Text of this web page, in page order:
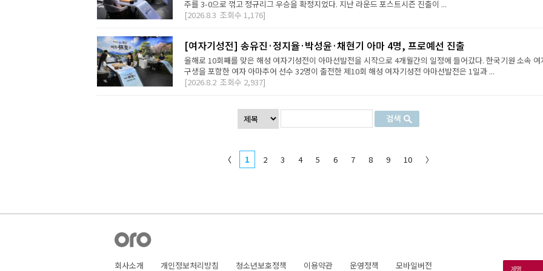
주를 3-0으로 꺾고 정규리그 우승을 확정지었다. 지난 라운드 포스트시즌 진출이 ...
[2026.8.3 조회수 1,176]
[여자기성전] 송유진·정지율·박성윤·채현기 아마 4명, 프로예선 진출
올해로 10회째를 맞은 해성 여자기성전이 아마선발전을 시작으로 4개월간의 일정에 들어갔다. 한국기원 소속 여
구생을 포함한 여자 아마추어 선수 32명이 출전한 제10회 해성 여자기성전 아마선발전은 1일과 ...
[2026.8.2 조회수 2,937]
〈 1 2 3 4 5 6 7 8 9 10 〉
회사소개 개인정보처리방침 청소년보호정책 이용약관 운영정책 모바일버전